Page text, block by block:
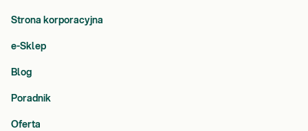
Strona korporacyjna
e-Sklep
Blog
Poradnik
Oferta